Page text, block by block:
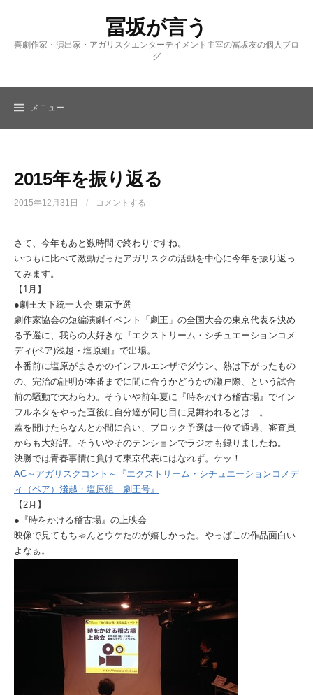
ッ
冨坂が言う
喜劇作家・演出家・アガリスクエンターテイメント主宰の冨坂友の個人ブロ
グ
メニュー
2015年を振り返る
2015年12月31日 / コメントする
さて、今年もあと数時間で終わりですね。
いつもに比べて激動だったアガリスクの活動を中心に今年を振り返っ
てみます。
【1月】
●劇王天下統一大会 東京予選
劇作家協会の短編演劇イベント「劇王」の全国大会の東京代表を決め
る予選に、我らの大好きな『エクストリーム・シチュエーションコメ
ディ(ペア)浅越・塩原組』で出場。
本番前に塩原がまさかのインフルエンザでダウン、熱は下がったもの
の、完治の証明が本番までに間に合うかどうかの瀬戸際、という試合
前の騒動で大わらわ。そういや前年夏に『時をかける稽古場』でイン
フルネタをやった直後に自分達が同じ目に見舞われるとは…。
蓋を開けたらなんとか間に合い、ブロック予選は一位で通過、審査員
からも大好評。そういやそのテンションでラジオも録りましたね。
決勝では青春事情に負けて東京代表にはなれず。ケッ！
AC～アガリスクコント～『エクストリーム・シチュエーションコメデ
ィ（ペア）淺越・塩原組 劇王号』
【2月】
●『時をかける稽古場』の上映会
映像で見てもちゃんとウケたのが嬉しかった。やっぱこの作品面白い
よなぁ。